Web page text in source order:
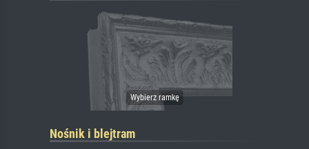
Nośnik i blejtram